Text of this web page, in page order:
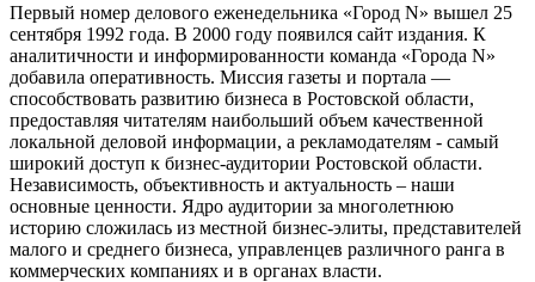
Первый номер делового еженедельника «Город N» вышел 25
сентября 1992 года. В 2000 году появился сайт издания. К
аналитичности и информированности команда «Города N»
добавила оперативность. Миссия газеты и портала —
способствовать развитию бизнеса в Ростовской области,
предоставляя читателям наибольший объем качественной
локальной деловой информации, а рекламодателям - самый
широкий доступ к бизнес-аудитории Ростовской области.
Независимость, объективность и актуальность – наши
основные ценности. Ядро аудитории за многолетнюю
историю сложилась из местной бизнес-элиты, представителей
малого и среднего бизнеса, управленцев различного ранга в
коммерческих компаниях и в органах власти.